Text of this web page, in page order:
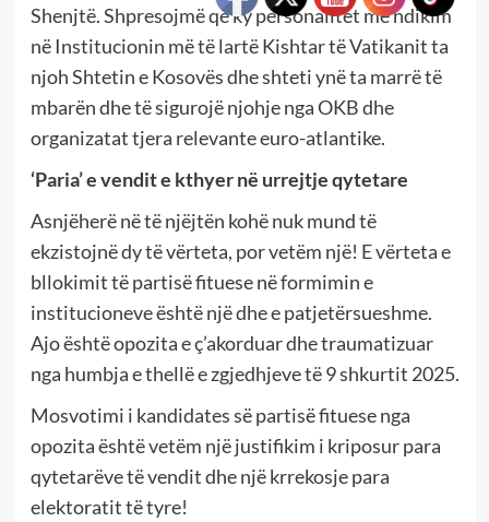
Shenjtë. Shpresojmë që ky personalitet me ndikim
në Institucionin më të lartë Kishtar të Vatikanit ta
njoh Shtetin e Kosovës dhe shteti ynë ta marrë të
mbarën dhe të sigurojë njohje nga OKB dhe
organizatat tjera relevante euro-atlantike.
‘Paria’ e vendit e kthyer në urrejtje qytetare
Asnjëherë në të njëjtën kohë nuk mund të
ekzistojnë dy të vërteta, por vetëm një! E vërteta e
bllokimit të partisë fituese në formimin e
institucioneve është një dhe e patjetërsueshme.
Ajo është opozita e ç’akorduar dhe traumatizuar
nga humbja e thellë e zgjedhjeve të 9 shkurtit 2025.
Mosvotimi i kandidates së partisë fituese nga
opozita është vetëm një justifikim i kriposur para
qytetarëve të vendit dhe një krrekosje para
elektoratit të tyre!